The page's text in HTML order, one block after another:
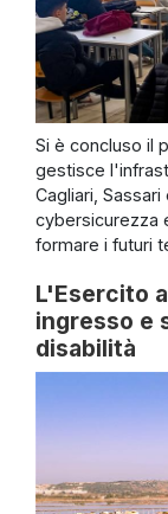
Si è concluso il
gestisce
Cagliari,
cybersicurezza
formare i futuri
L'Esercito
ingresso e
disabilità